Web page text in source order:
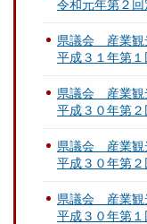
令和元年第２
県議会 産業観
平成３１年第
県議会 産業観
平成３０年第
県議会 産業観
平成３０年第
県議会 産業観
平成３０年第